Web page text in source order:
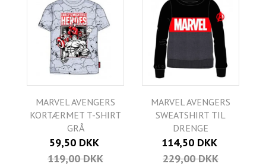
MARVEL AVENGERS
KORTÆRMET T-SHIRT
GRÅ
59,50 DKK
119,00 DKK
MARVEL AVENGERS
SWEATSHIRT TIL
DRENGE
114,50 DKK
229,00 DKK